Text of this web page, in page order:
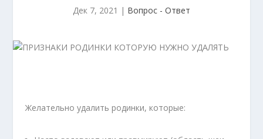
Дек 7, 2021 | Вопрос - Ответ
Желательно удалить родинки, которые: